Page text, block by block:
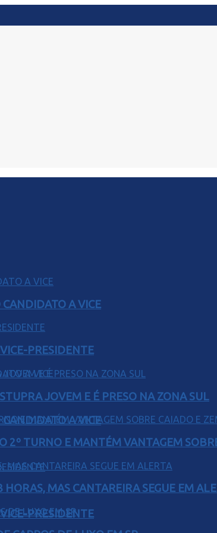
A VICE
PRESIDENTE
A VICE
PRESIDENTE
JOVEM E É PRESO NA ZONA SUL
TURNO E MANTÉM VANTAGEM
MAS CANTAREIRA SEGUE EM